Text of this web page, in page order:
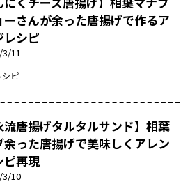
ーさんが余った唐揚げで作るア
レシピ
3/11
シピ
流唐揚げタルタルサンド】相葉
余った唐揚げで美味しくアレン
ピ再現
3/10